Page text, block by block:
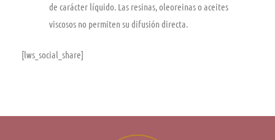
de carácter líquido. Las resinas, oleoreinas o aceites
viscosos no permiten su difusión directa.
[lws_social_share]